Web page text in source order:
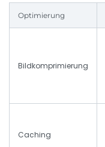
Optimierung
Bildkomprimierung
Caching